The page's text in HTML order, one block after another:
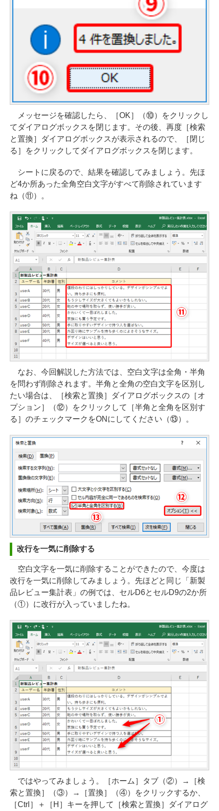
メッセージを確認したら、［OK］（⑩）をクリックし
てダイアログボックスを閉じます。その後、再度［検索
と置換］ダイアログボックスが表示されるので、［閉じ
る］をクリックしてダイアログボックスを閉じます。
シートに戻るので、結果を確認してみましょう。先ほ
ど4か所あった全角空白文字がすべて削除されています
ね（⑪）。
なお、今回解説した方法では、空白文字は全角・半角
を問わず削除されます。半角と全角の空白文字を区別し
たい場合は、［検索と置換］ダイアログボックスの［オ
プション］（⑫）をクリックして［半角と全角を区別す
る］のチェックマークをONにしてください（⑬）。
改行を一気に削除する
空白文字を一気に削除することができたので、今度は
改行を一気に削除してみましょう。先ほどと同じ「新製
品レビュー集計表」の例では、セルD6とセルD9の2か所
（①）に改行が入っていましたね。
ではやってみましょう。［ホーム］タブ（②）→［検
索と置換］（③）→［置換］（④）をクリックするか、
［Ctrl］＋［H］キーを押して［検索と置換］ダイアログ